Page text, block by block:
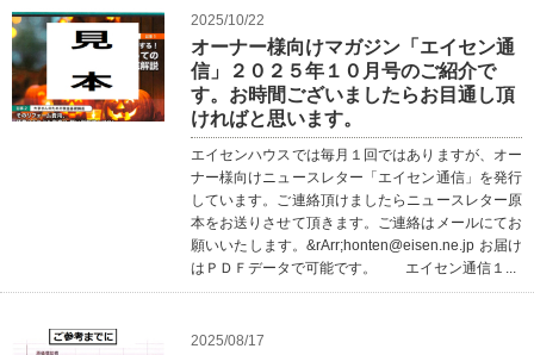
2025/10/22
オーナー様向けマガジン「エイセン通
信」２０２５年１０月号のご紹介で
す。お時間ございましたらお目通し頂
ければと思います。
エイセンハウスでは毎月１回ではありますが、オー
ナー様向けニュースレター「エイセン通信」を発行
しています。ご連絡頂けましたらニュースレター原
本をお送りさせて頂きます。ご連絡はメールにてお
願いいたします。&rArr;honten@eisen.ne.jp お届け
はＰＤＦデータで可能です。 エイセン通信１...
2025/08/17